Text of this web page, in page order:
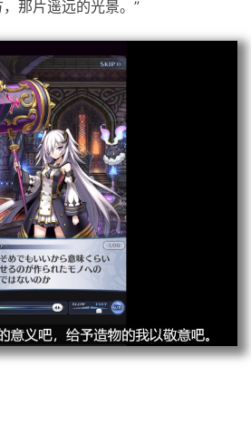
那片遥远的光景。”